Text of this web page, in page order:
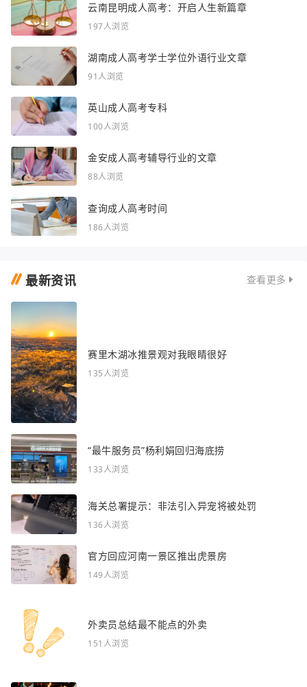
云南昆明成人高考：开启人生新篇章
197人浏览
湖南成人高考学士学位外语行业文章
91人浏览
英山成人高考专科
100人浏览
金安成人高考辅导行业的文章
88人浏览
查询成人高考时间
186人浏览
最新资讯 查看更多
赛里木湖冰推景观对我眼睛很好
135人浏览
“最牛服务员”杨利娟回归海底捞
133人浏览
海关总署提示：非法引入异宠将被处罚
136人浏览
官方回应河南一景区推出虎景房
149人浏览
外卖员总结最不能点的外卖
151人浏览